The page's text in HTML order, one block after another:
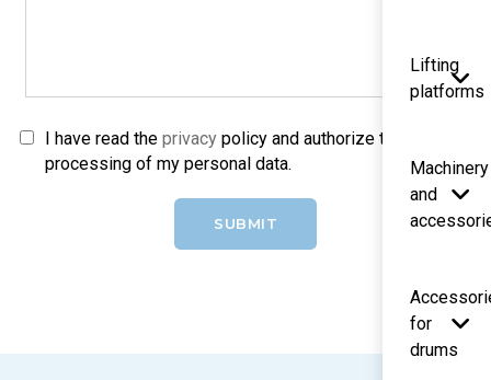
I have read theprivacy policy and authorize the
processing of my personal data.
SUBMIT
Lifting
platforms
Machinery
and
for
drums